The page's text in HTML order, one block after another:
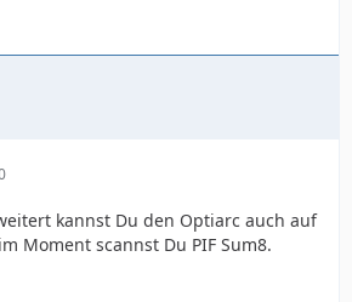
kannst Du den Optiarc auch auf
Moment scannst Du PIF Sum8.